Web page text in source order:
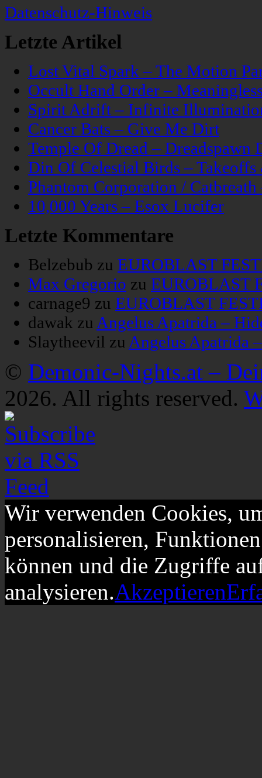
Datenschutz-Hinweis
Letzte Artikel
Lost Vital Spark – The Motion
Occult Hand Order –
Spirit Adrift – Infinite
Cancer Bats – Give Me Dirt
Temple Of Dread – Dreadspawn
Din Of Celestial Birds –
Phantom Corporation /
10,000 Years – Esox Lucifer
Letzte Kommentare
Belzebub zu EUROBLAST
Max Gregorio zu EUROBLAST
carnage9 zu EUROBLAST
dawak zu Angelus Apatrida –
Slaytheevil zu Angelus Apatrida
© Demonic-Nights.at –
2026. All rights reserved.
Wir verwenden Cookies,
personalisieren,
können und die Zugriffe
analysieren.Akzeptieren